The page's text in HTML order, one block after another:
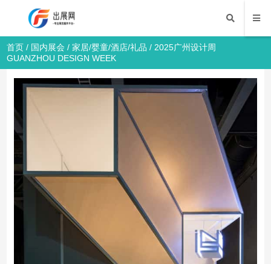
首页 / 国内展会 /家居/婴童/酒店/礼品 / 2025广州设计周
GUANZHOU DESIGN WEEK